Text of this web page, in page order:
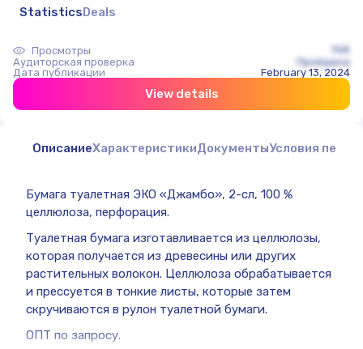
StatisticsDeals
Просмотры
758
Аудиторская проверка
Пройдена
Дата публикации
February 13, 2024
View details
ОписаниеХарактеристикиДокументыУсловия
Бумага туалетная ЭКО «Джамбо», 2-сл, 100 %
целлюлоза, перфорация.
Туалетная бумага изготавливается из целлюлозы,
которая получается из древесины или других
растительных волокон. Целлюлоза обрабатывается
и прессуется в тонкие листы, которые затем
скручиваются в рулон туалетной бумаги.
ОПТ по запросу.